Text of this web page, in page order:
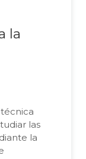
la
las
la